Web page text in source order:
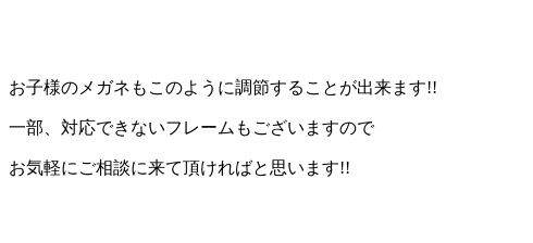
お子様のメガネもこのように調節することが出来ます!!
一部、対応できないフレームもございますので
お気軽にご相談に来て頂ければと思います!!